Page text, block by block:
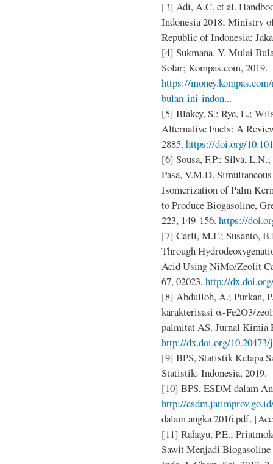
[3] Adi, A.C. et al.
Indonesia 2018; Ministry
Republic of Indonesia:
[4] Sukmana, Y. Mulai
Solar; Kompas.com, 2019.
https://
bulan-ini-indon...
[5] Blakey, S.; Rye, L.;
Alternative Fuels: A
2885. https://doi.org/
[6] Sousa, F.P.; Silva,
Pasa, V.M.D.
Isomerization of Palm
to Produce Biogasoline,
223, 149-156. https://
[7] Carli, M.F.; Susanto,
Through
Acid Using NiMo/Zeolit
67, 02023. http://
[8] Abdulloh, A.; Purkan,
karakterisasi α-Fe2O3/
palmitat AS. Jurnal Kimia
http://dx.doi.org/
[9] BPS, Statistik Kelapa
Statistik: Indonesia, 2019.
[10] BPS, ESDM dalam
http://
dalam angka 2016.pdf.
[11] Rahayu, P.E.;
Sawit Menjadi